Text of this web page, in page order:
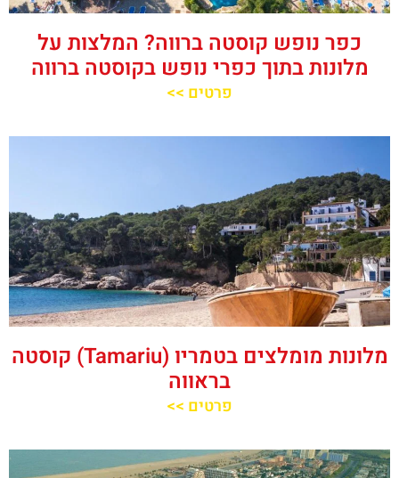
כפר נופש קוסטה ברווה? המלצות על
מלונות בתוך כפרי נופש בקוסטה ברווה
פרטים >>
מלונות מומלצים בטמריו (Tamariu) קוסטה
בראווה
פרטים >>